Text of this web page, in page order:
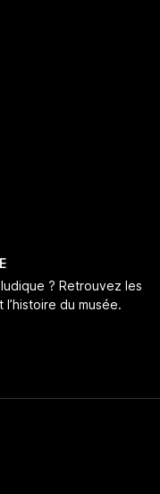
? Retrouvez les
du musée.